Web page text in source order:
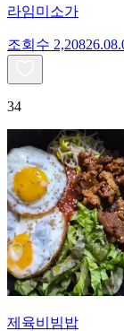
라임미소가
조회수 2,208
34
제육비빔밥